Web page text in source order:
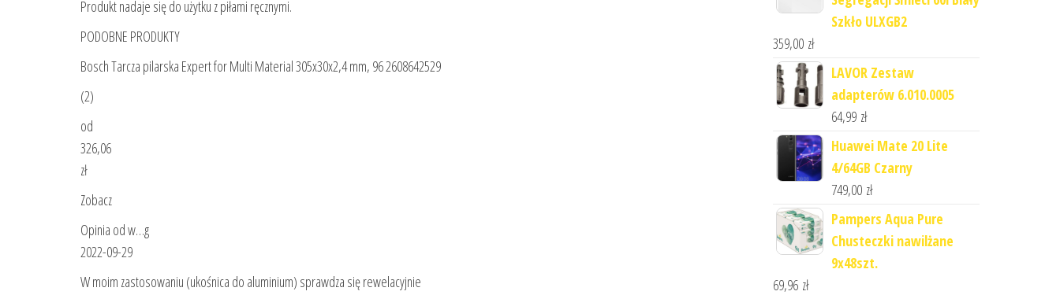
Produkt nadaje się do użytku z piłami ręcznymi.
PODOBNE PRODUKTY
Bosch Tarcza pilarska Expert for Multi Material 305x30x2,4 mm, 96 2608642529
(2)
od
326,06
zł
Zobacz
Opinia od w…g
2022-09-29
W moim zastosowaniu (ukośnica do aluminium) sprawdza się rewelacyjnie
Szkło ULXGB2
359,00 zł
LAVOR Zestaw
adapterów 6.010.0005
64,99 zł
Huawei Mate 20 Lite
4/64GB Czarny
749,00 zł
Pampers Aqua Pure
Chusteczki nawilżane
9x48szt.
69,96 zł